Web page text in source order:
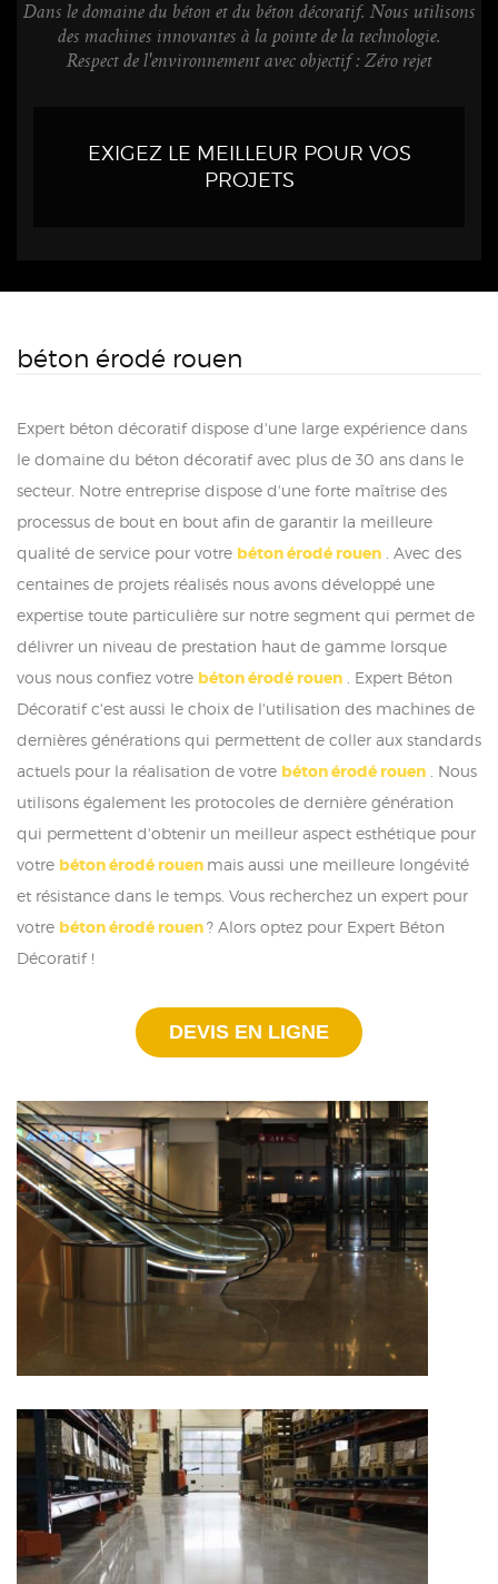
Dans le domaine du béton et du béton décoratif. Nous utilisons
des machines innovantes à la pointe de la technologie.
Respect de l'environnement avec objectif : Zéro rejet
EXIGEZ LE MEILLEUR POUR VOS
PROJETS
béton érodé rouen
Expert béton décoratif dispose d'une large expérience dans
le domaine du béton décoratif avec plus de 30 ans dans le
secteur. Notre entreprise dispose d'une forte maîtrise des
processus de bout en bout afin de garantir la meilleure
qualité de service pour votre béton érodé rouen . Avec des
centaines de projets réalisés nous avons développé une
expertise toute particulière sur notre segment qui permet de
délivrer un niveau de prestation haut de gamme lorsque
vous nous confiez votre béton érodé rouen . Expert Béton
Décoratif c'est aussi le choix de l'utilisation des machines de
dernières générations qui permettent de coller aux standards
actuels pour la réalisation de votre béton érodé rouen . Nous
utilisons également les protocoles de dernière génération
qui permettent d'obtenir un meilleur aspect esthétique pour
votre béton érodé rouen mais aussi une meilleure longévité
et résistance dans le temps. Vous recherchez un expert pour
votre béton érodé rouen? Alors optez pour Expert Béton
Décoratif !
DEVIS EN LIGNE